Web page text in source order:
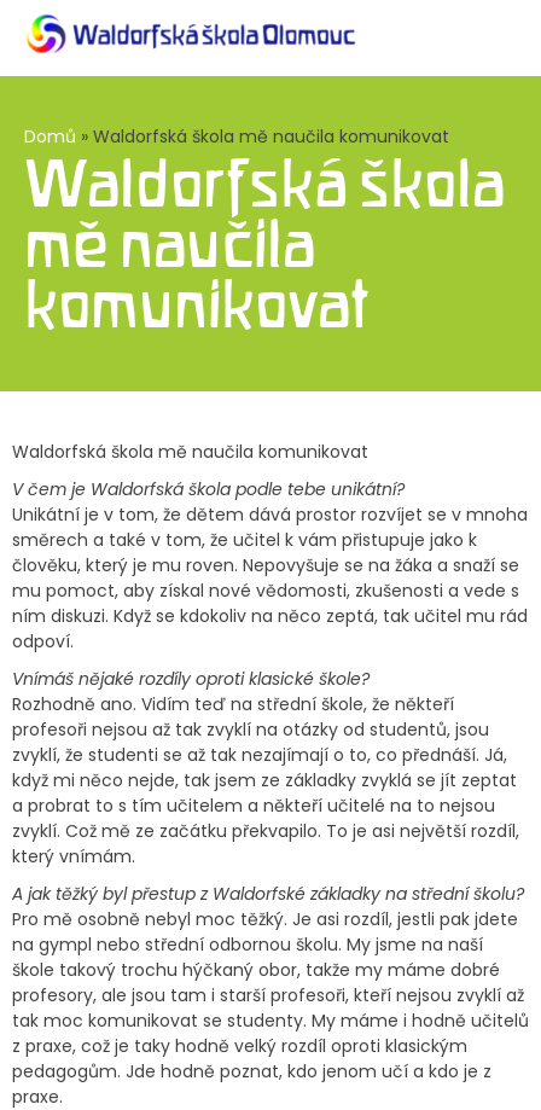
Domů » Waldorfská škola mě naučila komunikovat
Waldorfská škola
mě naučila
komunikovat
Waldorfská škola mě naučila komunikovat
V čem je Waldorfská škola podle tebe unikátní?
Unikátní je v tom, že dětem dává prostor rozvíjet se v mnoha
směrech a také v tom, že učitel k vám přistupuje jako k
člověku, který je mu roven. Nepovyšuje se na žáka a snaží se
mu pomoct, aby získal nové vědomosti, zkušenosti a vede s
ním diskuzi. Když se kdokoliv na něco zeptá, tak učitel mu rád
odpoví.
Vnímáš nějaké rozdíly oproti klasické škole?
Rozhodně ano. Vidím teď na střední škole, že někteří
profesoři nejsou až tak zvyklí na otázky od studentů, jsou
zvyklí, že studenti se až tak nezajímají o to, co přednáší. Já,
když mi něco nejde, tak jsem ze základky zvyklá se jít zeptat
a probrat to s tím učitelem a někteří učitelé na to nejsou
zvyklí. Což mě ze začátku překvapilo. To je asi největší rozdíl,
který vnímám.
A jak těžký byl přestup z Waldorfské základky na střední školu?
Pro mě osobně nebyl moc těžký. Je asi rozdíl, jestli pak jdete
na gympl nebo střední odbornou školu. My jsme na naší
škole takový trochu hýčkaný obor, takže my máme dobré
profesory, ale jsou tam i starší profesoři, kteří nejsou zvyklí až
tak moc komunikovat se studenty. My máme i hodně učitelů
z praxe, což je taky hodně velký rozdíl oproti klasickým
pedagogům. Jde hodně poznat, kdo jenom učí a kdo je z
praxe.